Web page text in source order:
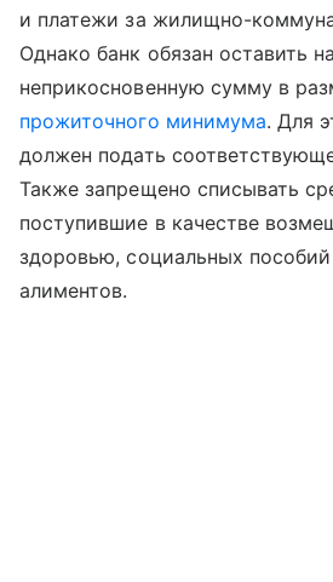
и платежи за жилищно-
Однако банк обязан оставить
неприкосновенную сумму в
прожиточного минимума. Для
должен подать
Также запрещено списывать
поступившие в качестве
здоровью, социальных
алиментов.